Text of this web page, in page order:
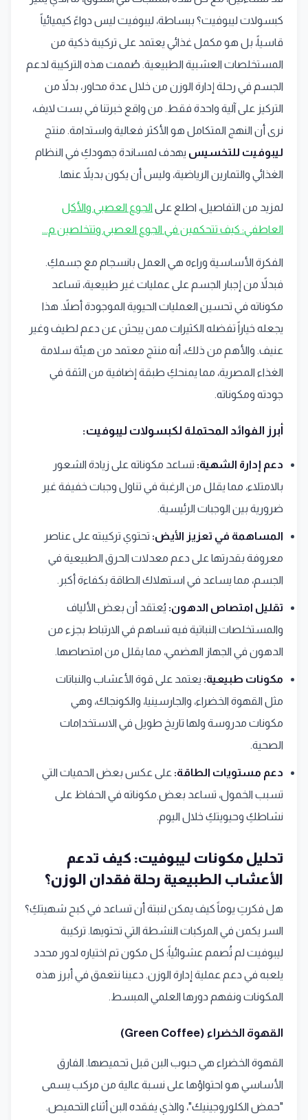
كبسولات ليبوفيت؟ ببساطة، ليبوفيت ليس دواءً كيميائياً
قاسياً، بل هو مكمل غذائي يعتمد على تركيبة ذكية من
المستخلصات العشبية الطبيعية. صُممت هذه التركيبة لدعم
الجسم في رحلة إدارة الوزن من خلال عدة محاور، بدلاً من
التركيز على آلية واحدة فقط. من واقع خبرتنا في بست لايف،
نرى أن النهج المتكامل هو الأكثر فعالية واستدامة. منتج
ليبوفيت للتخسيس يهدف لمساندة جهودكِ في النظام
الغذائي والتمارين الرياضية، وليس أن يكون بديلاً عنها.
لمزيد من التفاصيل، اطلع على الجوع العصبي والأكل
العاطفي: كيف تتحكمين في الجوع العصبي وتتخلصين م...
الفكرة الأساسية وراءه هي العمل بانسجام مع جسمكِ.
فبدلاً من إجبار الجسم على عمليات غير طبيعية، تساعد
مكوناته في تحسين العمليات الحيوية الموجودة أصلاً. هذا
يجعله خياراً تفضله الكثيرات ممن يبحثن عن دعم لطيف وغير
عنيف. والأهم من ذلك، أنه منتج معتمد من هيئة سلامة
الغذاء المصرية، مما يمنحكِ طبقة إضافية من الثقة في
جودته ومكوناته.
أبرز الفوائد المحتملة لكبسولات ليبوفيت:
دعم إدارة الشهية: تساعد مكوناته على زيادة الشعور
بالامتلاء، مما يقلل من الرغبة في تناول وجبات خفيفة غير
ضرورية بين الوجبات الرئيسية.
المساهمة في تعزيز الأيض: تحتوي تركيبته على عناصر
معروفة بقدرتها على دعم معدلات الحرق الطبيعية في
الجسم، مما يساعد في استهلاك الطاقة بكفاءة أكبر.
تقليل امتصاص الدهون: يُعتقد أن بعض الألياف
والمستخلصات النباتية فيه تساهم في الارتباط بجزء من
الدهون في الجهاز الهضمي، مما يقلل من امتصاصها.
مكونات طبيعية: يعتمد على قوة الأعشاب والنباتات
مثل القهوة الخضراء، والجارسينيا، والكونجاك، وهي
مكونات مدروسة ولها تاريخ طويل في الاستخدامات
الصحية.
دعم مستويات الطاقة: على عكس بعض الحميات التي
تسبب الخمول، تساعد بعض مكوناته في الحفاظ على
نشاطكِ وحيويتكِ خلال اليوم.
تحليل مكونات ليبوفيت: كيف تدعم
الأعشاب الطبيعية رحلة فقدان الوزن؟
هل فكرتِ يوماً كيف يمكن لنبتة أن تساعد في كبح شهيتكِ؟
السر يكمن في المركبات النشطة التي تحتويها. تركيبة
ليبوفيت لم تُصمم عشوائياً؛ كل مكون تم اختياره لدور محدد
يلعبه في دعم عملية إدارة الوزن. دعينا نتعمق في أبرز هذه
المكونات ونفهم دورها العلمي المبسط.
القهوة الخضراء (Green Coffee)
القهوة الخضراء هي حبوب البن قبل تحميصها. الفارق
الأساسي هو احتواؤها على نسبة عالية من مركب يسمى
"حمض الكلوروجينيك"، والذي يفقده البن أثناء التحميص.